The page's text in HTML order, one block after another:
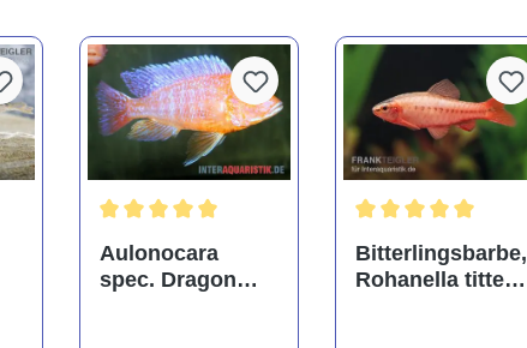
Aulonocara
spec. Dragon
Bitterlingsbarbe,
Rohanella titteya,